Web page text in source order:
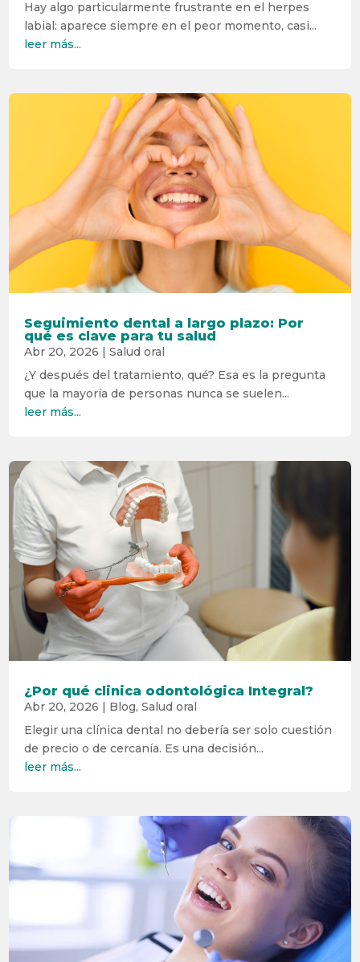
Hay algo particularmente frustrante en el herpes
labial: aparece siempre en el peor momento, casi...
leer más...
Seguimiento dental a largo plazo: Por
qué es clave para tu salud
Abr 20, 2026 |Salud oral
¿Y después del tratamiento, qué? Esa es la pregunta
que la mayoría de personas nunca se suelen...
leer más...
¿Por qué clinica odontológica Integral?
Abr 20, 2026 | Blog,Salud oral
Elegir una clínica dental no debería ser solo cuestión
de precio o de cercanía. Es una decisión...
leer más...